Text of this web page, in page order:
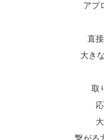
アプ
直
大き
取